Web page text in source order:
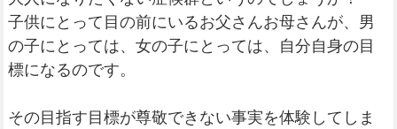
子供にとって目の前にいるお父さんお母さんが、男
の子にとっては、女の子にとっては、自分自身の目
標になるのです。
その目指す目標が尊敬できない事実を体験してしま